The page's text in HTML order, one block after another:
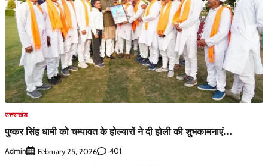
उत्तराखंड
पुष्कर सिंह धामी को चम्पावत के होल्यारों ने दी होली की शुभकामनाएं…
Admin February 25, 2026 401